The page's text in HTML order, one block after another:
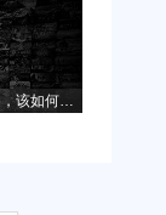
该如何解